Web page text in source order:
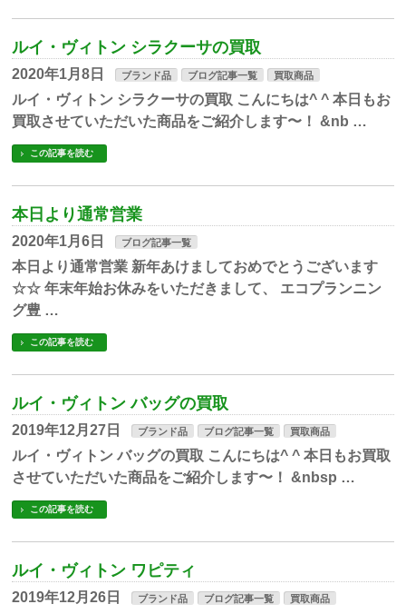
ルイ・ヴィトン シラクーサの買取
2020年1月8日 ブランド品 ブログ記事一覧 買取商品
ルイ・ヴィトン シラクーサの買取 こんにちは^ ^ 本日もお
買取させていただいた商品をご紹介します〜！ &nb …
この記事を読む
本日より通常営業
2020年1月6日 ブログ記事一覧
本日より通常営業 新年あけましておめでとうございます
☆☆ 年末年始お休みをいただきまして、 エコプランニン
グ豊 …
この記事を読む
ルイ・ヴィトン バッグの買取
2019年12月27日 ブランド品 ブログ記事一覧 買取商品
ルイ・ヴィトン バッグの買取 こんにちは^ ^ 本日もお買取
させていただいた商品をご紹介します〜！ &nbsp …
この記事を読む
ルイ・ヴィトン ワピティ
2019年12月26日 ブランド品 ブログ記事一覧 買取商品